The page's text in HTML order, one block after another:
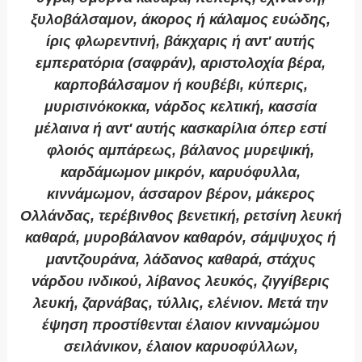
ξυλοβάλσαμον, άκορος ή κάλαμος ευώδης,
ίρις φλωρεντινή, βάκχαρις ή αντ' αυτής
εμπερατόρια (σαφράν), αριστολοχία βέρα,
καρποβάλσαμον ή κουβέβι, κύπερις,
μυρισινόκοκκα, νάρδος κελτική, κασσία
μέλαινα ή αντ' αυτής κασκαρίλια όπερ εστί
φλοιός αμπάρεως, βάλανος μυρεψική,
καρδάμωμον μικρόν, καρυόφυλλα,
κιννάμωμον, άσσαρον βέρον, μάκερος
Ολλάνδας, τερέβινθος βενετική, ρετσίνη λευκή
καθαρά, μυροβάλανον καθαρόν, σάμψυχος ή
μαντζουράνα, λάδανος καθαρά, στάχυς
νάρδου ινδικού, λίβανος λευκός, ζιγγίβερις
λευκή, ζαρνάβας, τύλλις, ελένιον. Μετά την
έψηση προστίθενται έλαιον κινναμώμου
σειλάνικον, έλαιον καρυοφύλλων,